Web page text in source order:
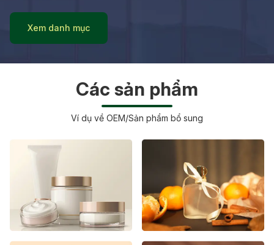
Xem danh mục
Các sản phẩm
Ví dụ về OEM/Sản phẩm bổ sung